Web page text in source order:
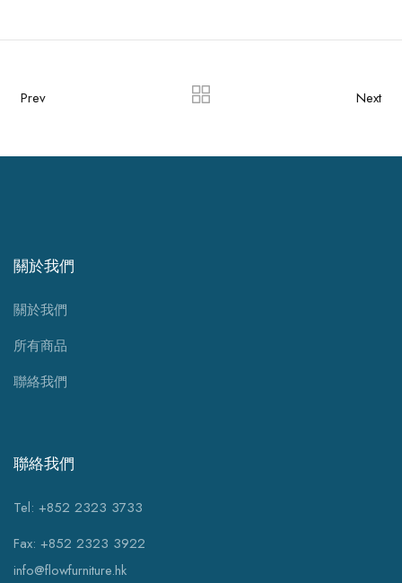
Prev Next
關於我們
關於我們
所有商品
聯絡我們
聯絡我們
Tel: +852 2323 3733
Fax: +852 2323 3922
info@flowfurniture.hk